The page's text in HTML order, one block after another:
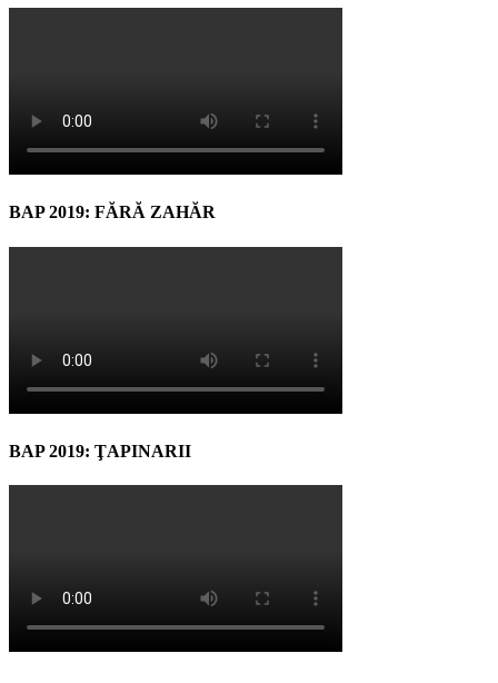
BAP 2019: FĂRĂ ZAHĂR
BAP 2019: ŢAPINARII